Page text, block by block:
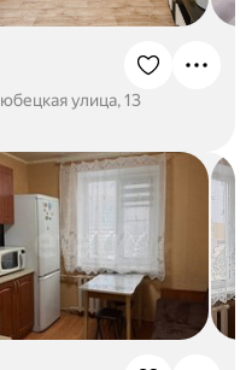
улица, 13